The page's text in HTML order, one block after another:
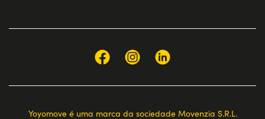
Yoyomove é uma marca da sociedade Movenzia S.R.L.